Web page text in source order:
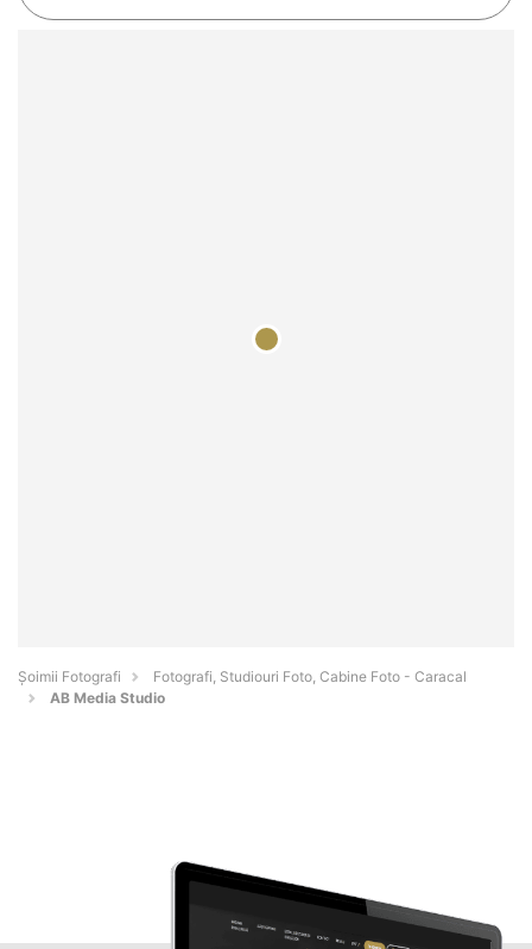
Șoimii Fotografi
Fotografi, Studiouri Foto, Cabine Foto - Caracal
AB Media Studio